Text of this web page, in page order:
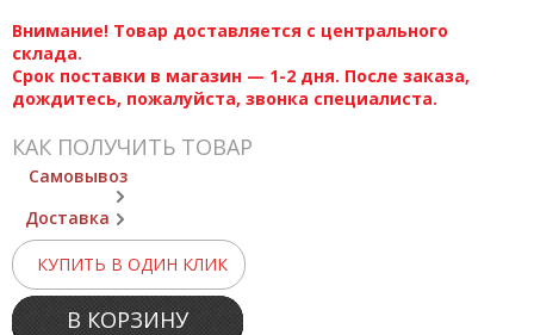
Внимание! Товар доставляется с центрального
склада.
Срок поставки в магазин — 1-2 дня. После заказа,
дождитесь, пожалуйста, звонка специалиста.
КАК ПОЛУЧИТЬ ТОВАР
Самовывоз
Доставка
КУПИТЬ В ОДИН КЛИК
В КОРЗИНУ